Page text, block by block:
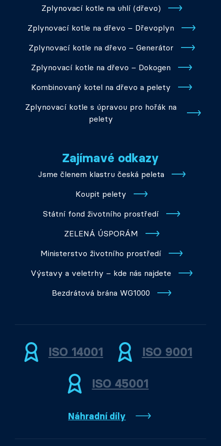
Zplynovací kotle na uhlí (dřevo)
Zplynovací kotle na dřevo – Dřevoplyn
Zplynovací kotle na dřevo – Generátor
Zplynovací kotle na dřevo – Dokogen
Kombinovaný kotel na dřevo a pelety
Zplynovací kotle s úpravou pro hořák na
pelety
Zajímavé odkazy
Jsme členem klastru česká peleta
Koupit pelety
Státní fond životního prostředí
ZELENÁ ÚSPORÁM
Ministerstvo životního prostředí
Výstavy a veletrhy – kde nás najdete
Bezdrátová brána WG1000
ISO 14001 ISO 9001
ISO 45001
Náhradní díly